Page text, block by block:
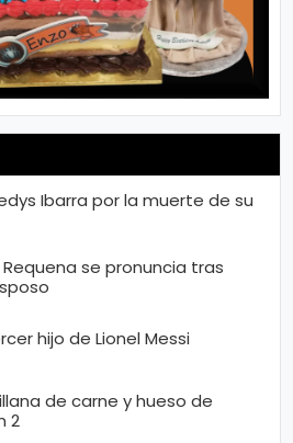
Ibarra por la muerte de su
se pronuncia tras
hijo de Lionel Messi
de carne y hueso de
2